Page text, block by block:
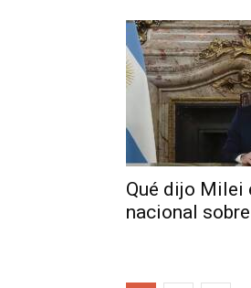
Qué dijo Milei
nacional